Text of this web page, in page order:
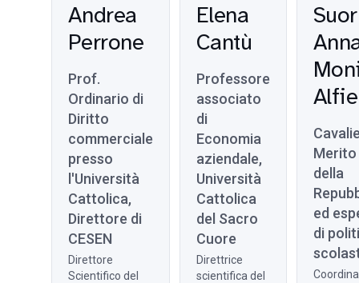
Andrea
Perrone
Prof.
Ordinario di
Diritto
commerciale
presso
l'Università
Cattolica,
Direttore di
CESEN
Direttore
Scientifico del
Elena
Cantù
Professore
associato
di
Economia
aziendale,
Università
Cattolica
del Sacro
Cuore
Direttrice
scientifica del
Suor
Merito
della
ed
di